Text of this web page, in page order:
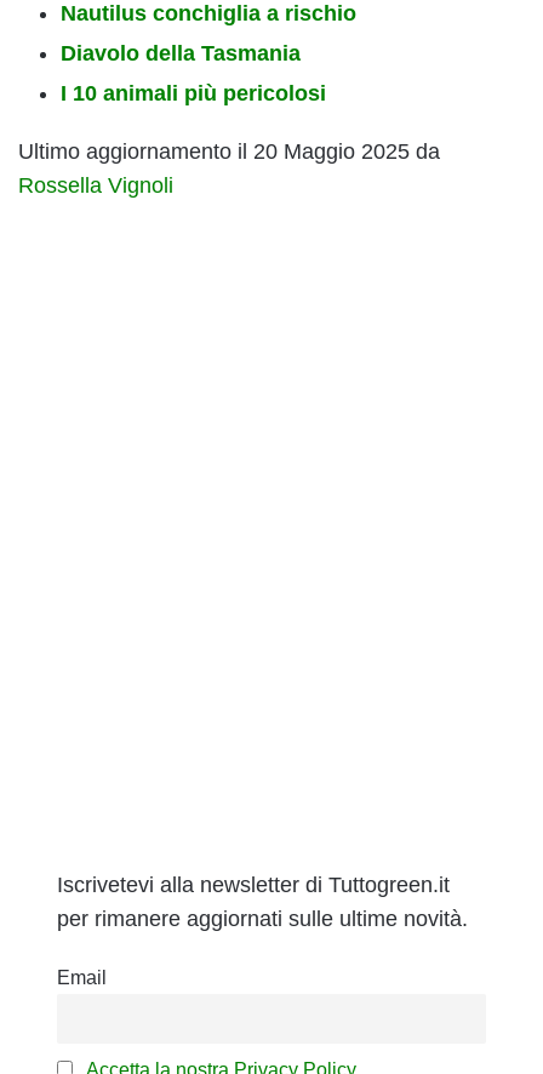
Nautilus conchiglia a rischio
Diavolo della Tasmania
I 10 animali più pericolosi
Ultimo aggiornamento il 20 Maggio 2025 da
Rossella Vignoli
Iscrivetevi alla newsletter di Tuttogreen.it
per rimanere aggiornati sulle ultime novità.
Email